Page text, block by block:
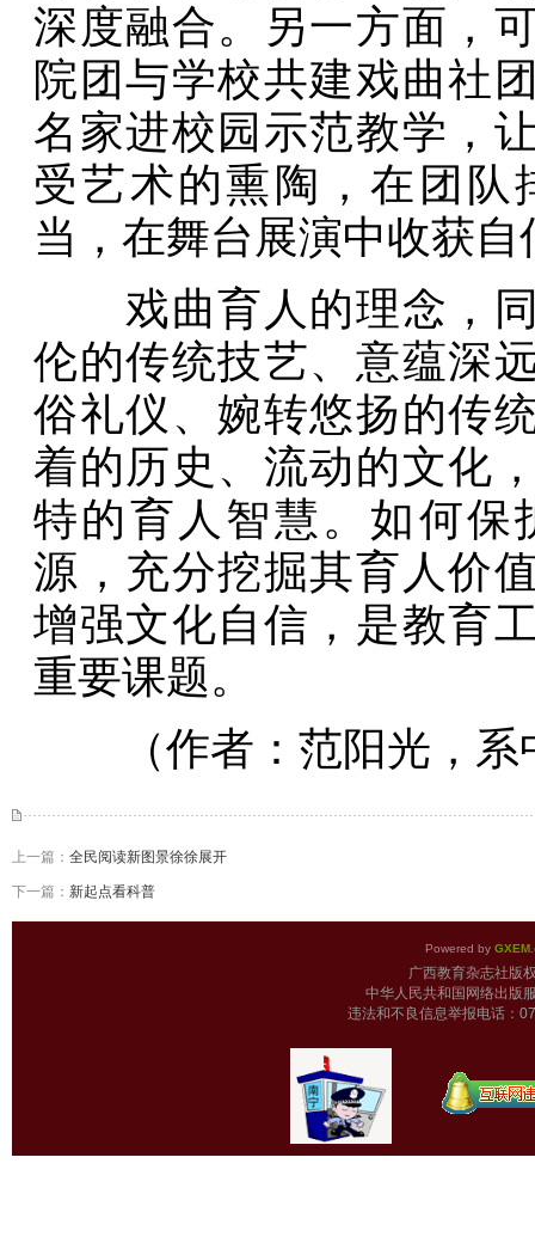
深度融合。另一方面，
院团与学校共建戏曲社
名家进校园示范教学，
受艺术的熏陶，在团
当，在舞台展演中收获自
戏曲育人的理念，同
伦的传统技艺、意蕴深
俗礼仪、婉转悠扬的传
着的历史、流动的文化
特的育人智慧。如何保
源，充分挖掘其育人价
增强文化自信，是教育
重要课题。
（作者：范阳光，系
上一篇： 全民阅读新图景徐徐展开
下一篇： 新起点看科普
Powered by
广西教育杂志
中华人民共和国网络出版
违法和不良信息举报电话：